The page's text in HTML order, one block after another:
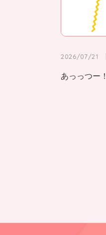
2026/07/21
あっっつー！